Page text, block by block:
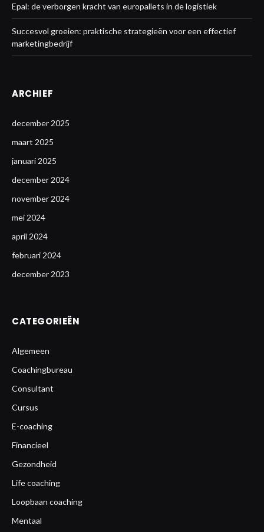
Epal: de verborgen kracht van europallets in de logistiek
Succesvol groeien: praktische strategieën voor een effectief
marketingbedrijf
ARCHIEF
december 2025
maart 2025
januari 2025
december 2024
november 2024
mei 2024
april 2024
februari 2024
december 2023
CATEGORIEËN
Algemeen
Coachingbureau
Consultant
Cursus
E-coaching
Financieel
Gezondheid
Life coaching
Loopbaan coaching
Mentaal